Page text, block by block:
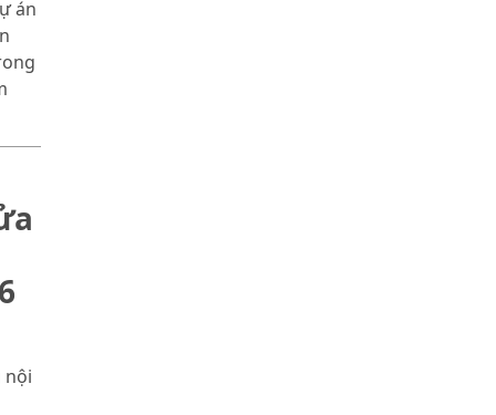
án
nội